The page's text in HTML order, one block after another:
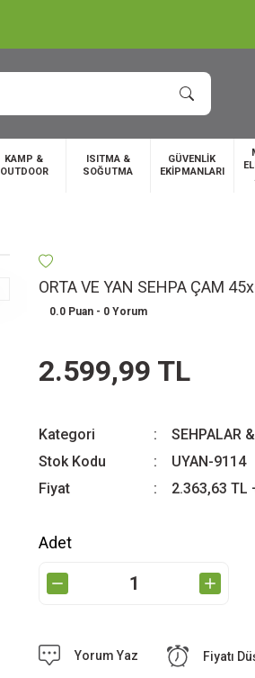
KAMP &
OUTDOOR
ISITMA &
SOĞUTMA
GÜVENLİK
EKİPMANLARI
ORTA VE YAN SEHPA ÇAM
0.0 Puan - 0 Yorum
2.599,99 TL
Kategori SEHPALAR
Stok Kodu
UYAN-9114
Fiyat
2.363,63 TL
Adet
Yorum Yaz Fiyatı